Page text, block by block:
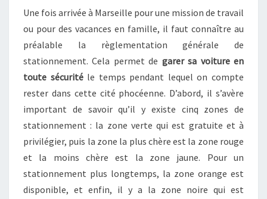
Une fois arrivée à Marseille pour une mission de travail
ou pour des vacances en famille, il faut connaître au
préalable la règlementation générale de
stationnement. Cela permet de garer sa voiture en
toute sécuritéle temps pendant lequel on compte
rester dans cette cité phocéenne. D’abord, il s’avère
important de savoir qu’il y existe cinq zones de
stationnement : la zone verte qui est gratuite et à
privilégier, puis la zone la plus chère est la zone rouge
et la moins chère est la zone jaune. Pour un
stationnement plus longtemps, la zone orange est
disponible, et enfin, il y a la zone noire qui est